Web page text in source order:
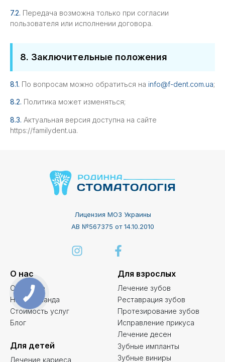
7.2. Передача возможна только при согласии
пользователя или исполнении договора.
8. Заключительные положения
8.1. По вопросам можно обратиться на info@f-dent.com.ua;
8.2. Политика может изменяться;
8.3. Актуальная версия доступна на сайте
https://familydent.ua.
Лицензия МОЗ Украины
АВ №567375 от 14.10.2010
О нас
О клинике
Наша команда
Стоимость услуг
Блог
Для взрослых
Лечение зубов
Реставрация зубов
Протезирование зубов
Исправление прикуса
Лечение десен
Зубные импланты
Зубные виниры
Для детей
Лечение кариеса